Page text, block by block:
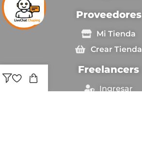
Proveedores
Mi Tienda
Crear Tienda
Freelancers
Ingresar